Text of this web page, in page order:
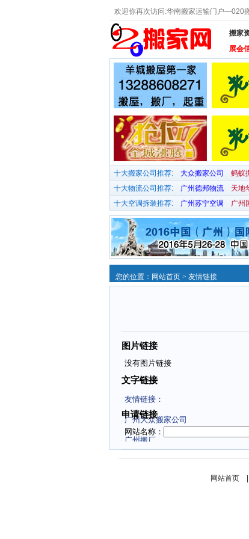
欢迎你再次访问:华南搬家运输门户—020
搬家
展会
十大搬家公司推荐: 大众搬家公司 蚂蚁
十大物流公司推荐:
广州德邦物流 天地
十大空调拆装推荐:
广州苏宁空调 广州
您的位置： 网站首页 > 友情链接
图片链接
没有图片链接
文字链接
友情链接：
广州大众搬家公司
广州搬厂
西安网站推广
申请链接
网站名称：
网站域名：
网站首页